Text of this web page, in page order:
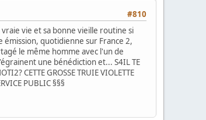
#810
vie et sa bonne vieille routine si
quotidienne sur France 2,
le même homme avec l'un de
une bénédiction et... S4IL TE
CETTE GROSSE TRUIE VIOLETTE
PUBLIC §§§